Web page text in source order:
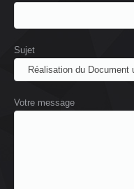
Sujet
Votre message